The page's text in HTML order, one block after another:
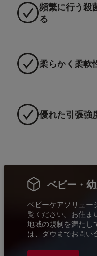
頻繁に行う殺
る
柔らかく柔軟
優れた引張強
ベビー・
ベビーケアソリュー
覧ください。お住ま
地域の規制を満たし
は、ダウまでお問い